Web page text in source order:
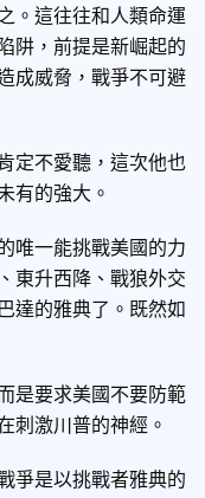
。這往往和人類命運
阱，前提是新崛起的
成威脅，戰爭不可避
定不愛聽，這次他也
有的強大。
唯一能挑戰美國的力
東升西降、戰狼外交
達的雅典了。既然如
是要求美國不要防範
刺激川普的神經。
爭是以挑戰者雅典的